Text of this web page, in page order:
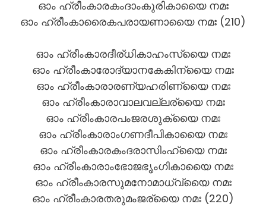
ഓം ഹ്രീംകാരകംദാംകുരികായൈ നമഃ
ഓം ഹ്രീംകാരൈകപരായണായൈ നമഃ (210)
ഓം ഹ്രീംകാരദീര്ധികാഹംസ്യൈ നമഃ
ഓം ഹ്രീംകാരോദ്യാനകേകിന്യൈ നമഃ
ഓം ഹ്രീംകാരാരണ്യഹരിണ്യൈ നമഃ
ഓം ഹ്രീംകാരാവാലവല്ലര്യൈ നമഃ
ഓം ഹ്രീംകാരപംജരശുക്യൈ നമഃ
ഓം ഹ്രീംകാരാംഗണദീപികായൈ നമഃ
ഓം ഹ്രീംകാരകംദരാസിംഹ്യൈ നമഃ
ഓം ഹ്രീംകാരാംഭോജഭൃംഗികായൈ നമഃ
ഓം ഹ്രീംകാരസുമനോമാധ്വ്യൈ നമഃ
ഓം ഹ്രീംകാരതരുമംജര്യൈ നമഃ (220)